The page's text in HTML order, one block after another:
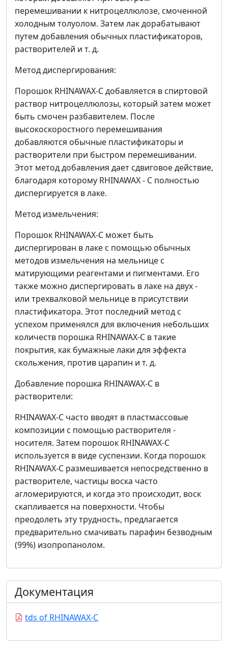
перемешивании к нитроцеллюлозе, смоченной
холодным толуолом. Затем лак дорабатывают
путем добавления обычных пластификаторов,
растворителей и т. д.
Метод диспергирования:
Порошок RHINAWAX-C добавляется в спиртовой
раствор нитроцеллюлозы, который затем может
быть смочен разбавителем. После
высокоскоростного перемешивания
добавляются обычные пластификаторы и
растворители при быстром перемешивании.
Этот метод добавления дает сдвиговое действие,
благодаря которому RHINAWAX - C полностью
диспергируется в лаке.
Метод измельчения:
Порошок RHINAWAX-C может быть
диспергирован в лаке с помощью обычных
методов измельчения на мельнице с
матирующими реагентами и пигментами. Его
также можно диспергировать в лаке на двух -
или трехвалковой мельнице в присутствии
пластификатора. Этот последний метод с
успехом применялся для включения небольших
количеств порошка RHINAWAX-C в такие
покрытия, как бумажные лаки для эффекта
скольжения, против царапин и т. д.
Добавление порошка RHINAWAX-C в
растворители:
RHINAWAX-C часто вводят в пластмассовые
композиции с помощью растворителя -
носителя. Затем порошок RHINAWAX-C
используется в виде суспензии. Когда порошок
RHINAWAX-C размешивается непосредственно в
растворителе, частицы воска часто
агломерируются, и когда это происходит, воск
скапливается на поверхности. Чтобы
преодолеть эту трудность, предлагается
предварительно смачивать парафин безводным
(99%) изопропанолом.
Документация
tds of RHINAWAX-C